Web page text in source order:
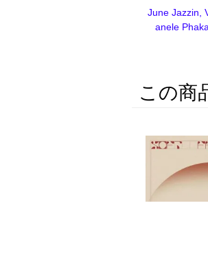
June Jazzin,
anele
この商